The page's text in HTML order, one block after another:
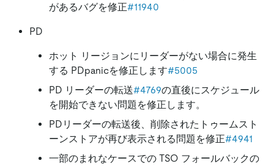
があるバグを修正#11940
PD
ホット リージョンにリーダーがない場合に発生
する PDpanicを修正します#5005
PD リーダーの転送#4769の直後にスケジュール
を開始できない問題を修正します。
PDリーダーの転送後、削除されたトゥームスト
ーンストアが再び表示される問題を修正#4941
一部のまれなケースでの TSO フォールバックの